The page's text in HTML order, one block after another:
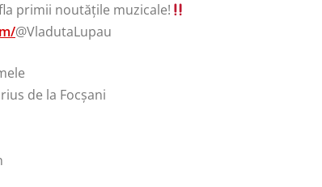
primii noutățile muzicale!
@VladutaLupau
de la Focșani